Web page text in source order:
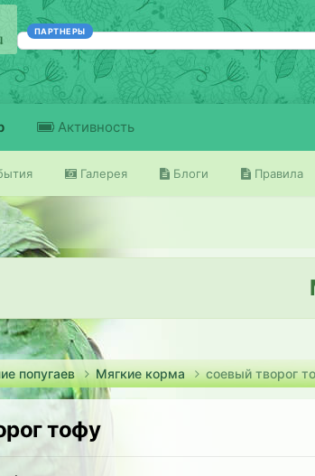
ПАРТНЕРЫ
Галерея Блоги Правила
Активность
попугаев Мягкие корма соевый творог
тофу